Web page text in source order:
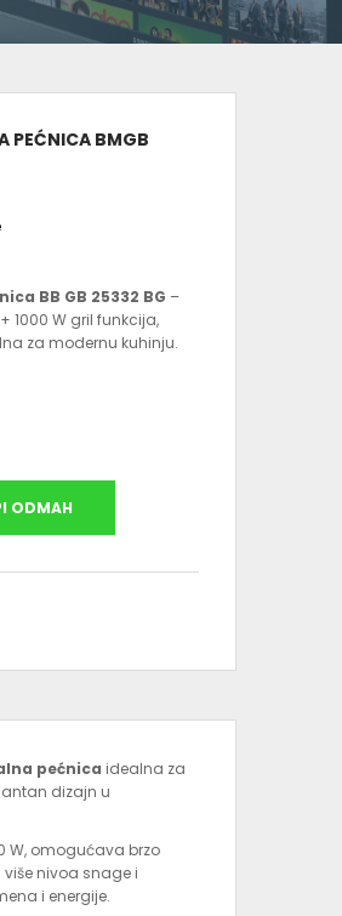
PEĆNICA BMGB
BB GB 25332 BG –
1000 W gril funkcija,
za modernu kuhinju.
ODMAH
pećnica idealna za
dizajn u
W, omogućava brzo
nivoa snage i
i energije.